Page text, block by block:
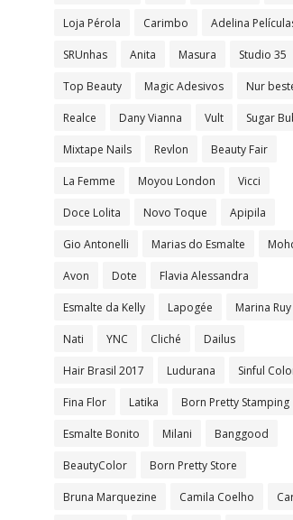
Loja Pérola Carimbo Adelina
SRUnhas Anita Masura Studio 35
Top Beauty Magic Adesivos Nur
Realce Dany Vianna Vult Sugar
Mixtape Nails Revlon Beauty Fair
La Femme Moyou London Vicci
Doce Lolita Novo Toque Apipila
Gio Antonelli Marias do Esmalte
Avon Dote Flavia Alessandra
Esmalte da Kelly Lapogée Marina
Nati YNC Cliché Dailus
Hair Brasil 2017 Ludurana Sinful
Fina Flor Latika Born Pretty Stamping
Esmalte Bonito Milani Banggood
BeautyColor Born Pretty Store
Bruna Marquezine Camila Coelho